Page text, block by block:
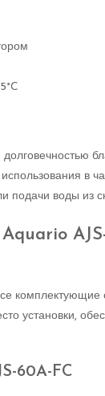
в
подачи воды из
установки,
60A-FC